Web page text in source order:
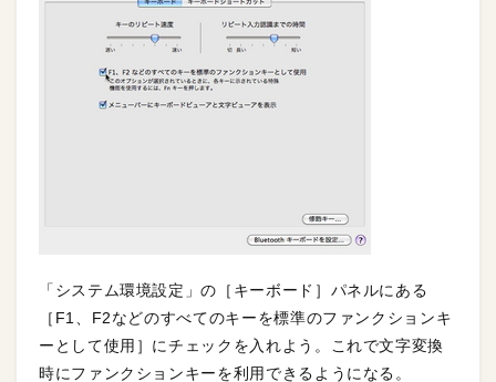
「システム環境設定」の［キーボード］パネルにある
［F1、F2などのすべてのキーを標準のファンクションキ
ーとして使用］にチェックを入れよう。これで文字変換
時にファンクションキーを利用できるようになる。